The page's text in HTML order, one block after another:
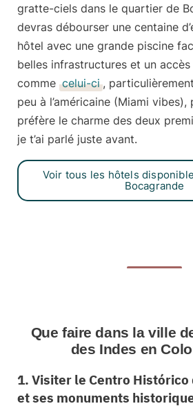
gratte-ciels dans le quartier de
devras débourser une centaine
hôtel avec une grande piscine
belles infrastructures et un
comme celui-ci ,
peu à l’américaine (Miami
préfère le charme des deux
je t’ai parlé juste avant.
Voir tous les hôtels
Bocagrande
Que faire dans la ville
des Indes en
1. Visiter le Centro Histórico
et ses monuments